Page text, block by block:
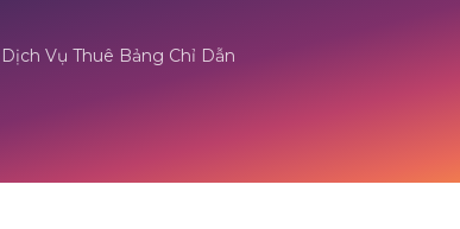
Dịch Vụ Thuê Bảng Chỉ Dẫn